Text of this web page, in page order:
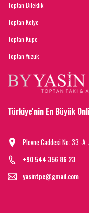
Toptan Bileklik
Toptan Kolye
Toptan Küpe
Toptan Yüzük
Türkiye'nin En Büyük
Plevne Caddesi No: 33 -
+90 544 356 86 23
yasintpc@gmail.com